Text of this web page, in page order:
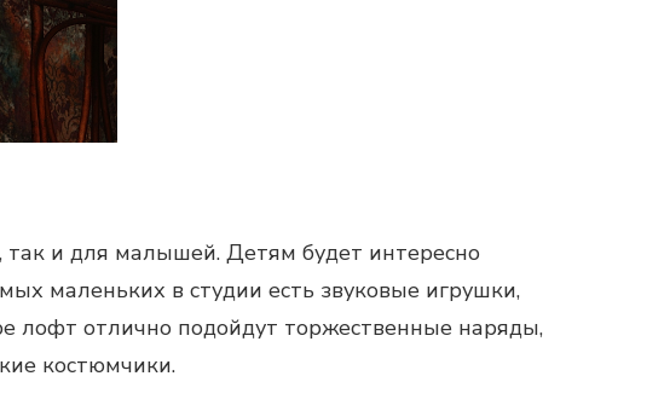
и для малышей. Детям будет интересно
маленьких в студии есть звуковые игрушки,
лофт отлично подойдут торжественные наряды,
костюмчики.